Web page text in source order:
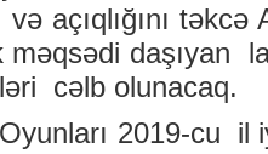
açıqlığını
daşıyan
cəlb olunacaq.
2019-cu il